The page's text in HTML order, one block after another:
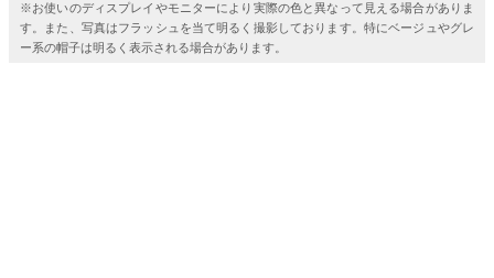
※お使いのディスプレイやモニターにより実際の色と異なって見える場合がありま
す。また、写真はフラッシュを当て明るく撮影しております。特にベージュやグレ
ー系の帽子は明るく表示される場合があります。